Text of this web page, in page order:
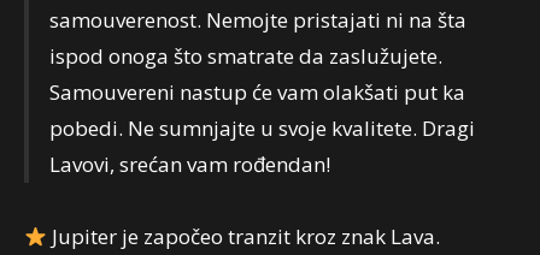
samouverenost. Nemojte pristajati ni na šta
ispod onoga što smatrate da zaslužujete.
Samouvereni nastup će vam olakšati put ka
pobedi. Ne sumnjajte u svoje kvalitete. Dragi
Lavovi, srećan vam rođendan!
Jupiter je započeo tranzit kroz znak Lava.